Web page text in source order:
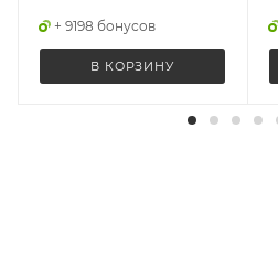
+ 9198 бонусов
В КОРЗИНУ